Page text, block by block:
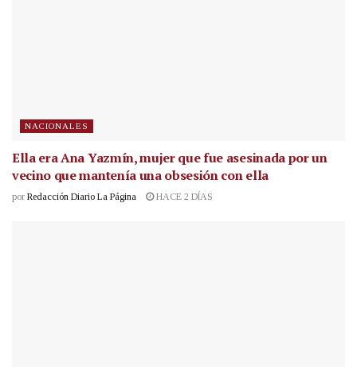
NACIONALES
Ella era Ana Yazmín, mujer que fue asesinada por un
vecino que mantenía una obsesión con ella
por Redacción Diario La Página HACE 2 DÍAS